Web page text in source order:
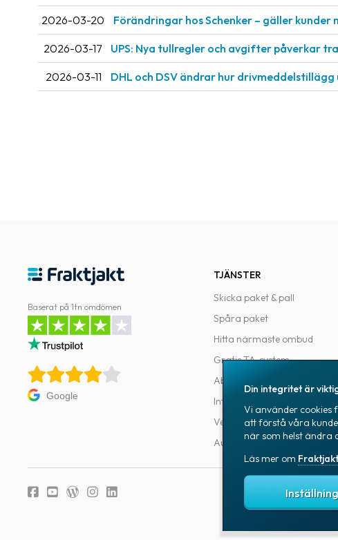
2026-03-20 Förändringar hos Schenker – gäller
2026-03-17 UPS: Nya tullregler och avgifter påverkar
2026-03-11 DHL och DSV ändrar hur
Baserat på 1tn omdömen
Google
TJÄNSTER
Skicka paket & pall
Spåra paket
Hitta närmaste ombud
Gratis TA-system
Abonnemang
Integrationer
Verktyg för utvecklare
Automatiseringar
Fraktjakts
Din integritet är
Vi använder cookies
att förstå våra
när som helst ändra
Läs mer om